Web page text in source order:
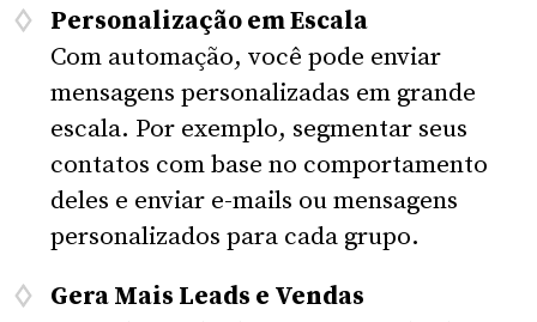
Personalização em Escala
Com automação, você pode enviar
mensagens personalizadas em grande
escala. Por exemplo, segmentar seus
contatos com base no comportamento
deles e enviar e-mails ou mensagens
personalizados para cada grupo.
Gera Mais Leads e Vendas